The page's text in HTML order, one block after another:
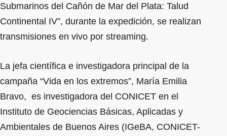
Submarinos del Cañón de Mar del Plata: Talud
Continental IV”, durante la expedición, se realizan
transmisiones en vivo por streaming.
La jefa científica e investigadora principal de la
campaña “Vida en los extremos”, María Emilia
Bravo, es investigadora del CONICET en el
Instituto de Geociencias Básicas, Aplicadas y
Ambientales de Buenos Aires (IGeBA, CONICET-